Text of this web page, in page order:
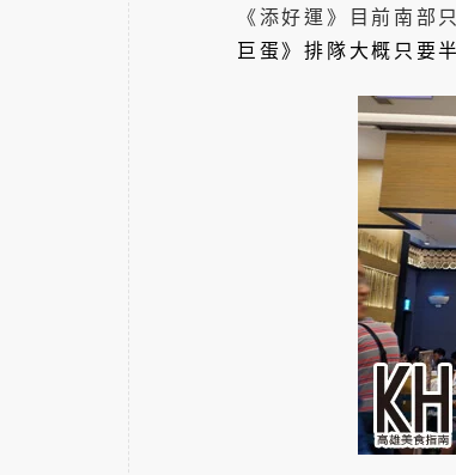
《添好運》目前南部
巨蛋》排隊大概只要